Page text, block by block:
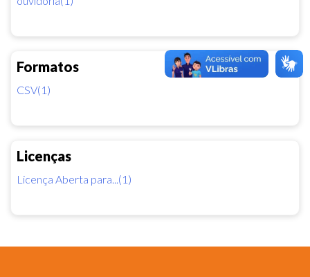
Formatos
CSV(1)
Licenças
Licença Aberta para...(1)